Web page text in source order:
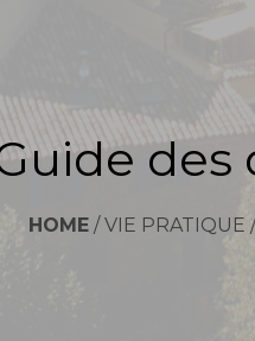
des
HOME /VIE PRATIQUE